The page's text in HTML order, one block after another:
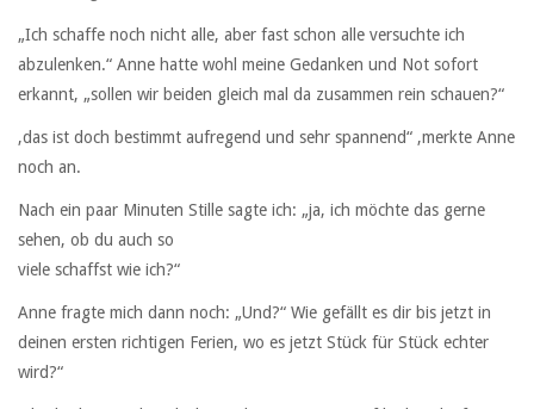
„Ich schaffe noch nicht alle, aber fast schon alle versuchte ich
abzulenken.“ Anne hatte wohl meine Gedanken und Not sofort
erkannt, „sollen wir beiden gleich mal da zusammen rein schauen?“
,das ist doch bestimmt aufregend und sehr spannend“ ,merkte Anne
noch an.
Nach ein paar Minuten Stille sagte ich: „ja, ich möchte das gerne
sehen, ob du auch so
viele schaffst wie ich?“
Anne fragte mich dann noch: „Und?“ Wie gefällt es dir bis jetzt in
deinen ersten richtigen Ferien, wo es jetzt Stück für Stück echter
wird?“